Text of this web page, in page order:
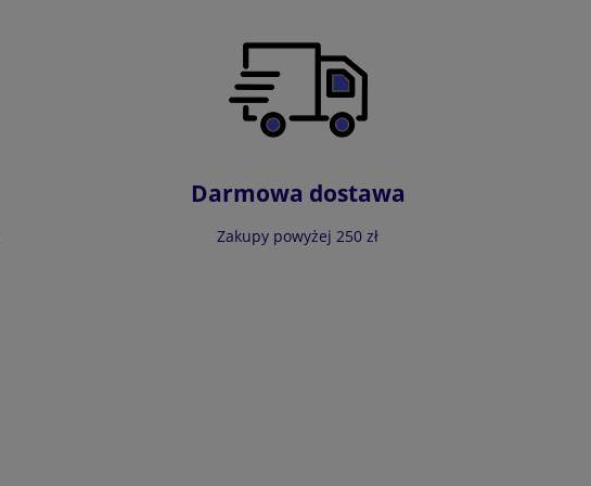
Darmowa dostawa
Zakupy powyżej 250 zł